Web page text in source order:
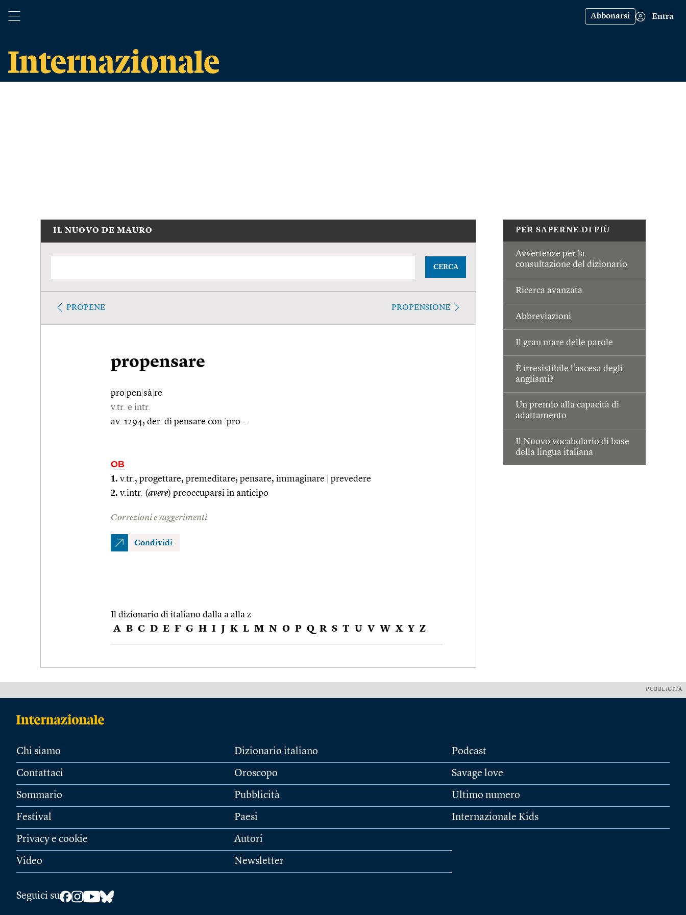
Abbonarsi Entra
PER SAPERNE DI PIÙ
Avvertenze per la
consultazione del dizionario
Ricerca avanzata
Abbreviazioni
Il gran mare delle parole
È irresistibile l’ascesa degli
anglismi?
Un premio alla capacità di
adattamento
Il Nuovo vocabolario di base
della lingua italiana
IL NUOVO DE MAURO
CERCA
PROPENE PROPENSIONE
propensare
pro pen sà re
v.tr. e intr.
av. 1294; der. di pensare con 2pro-.
OB
1. v.tr., progettare, premeditare; pensare, immaginare prevedere
2. v.intr. (avere) preoccuparsi in anticipo
Correzioni e suggerimenti
Condividi
Il dizionario di italiano dalla a alla z
A B C D E F G H I J K L M N O P Q R S T U V W X Y Z
PUBBLICITÀ
Chi siamo
Contattaci
Sommario
Festival
Privacy e cookie
Video
Dizionario italiano
Oroscopo
Pubblicità
Paesi
Autori
Newsletter
Podcast
Savage love
Ultimo numero
Internazionale Kids
Seguici su